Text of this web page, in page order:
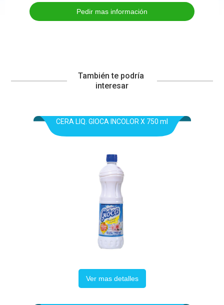
Pedir mas información
También te podría
interesar
CERA LIQ. GIOCA INCOLOR X 750 ml
Ver mas detalles